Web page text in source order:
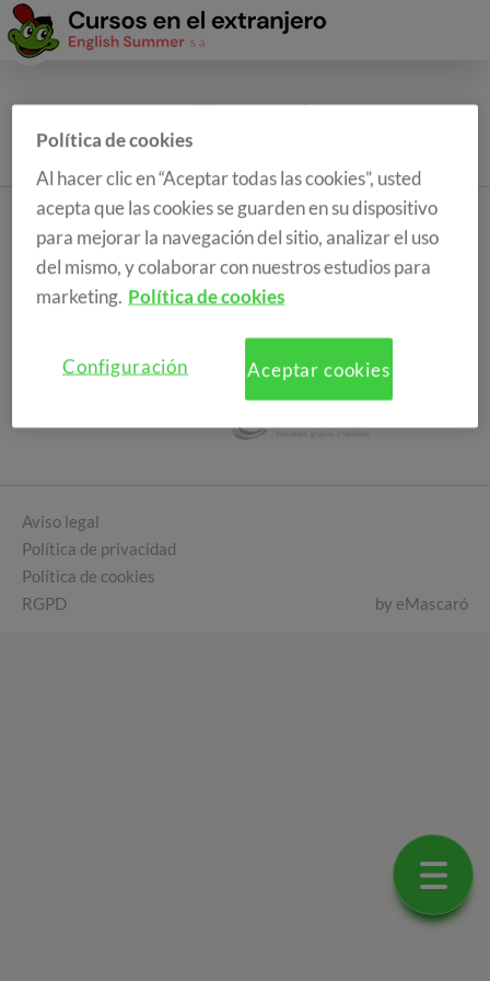
Aviso legal
Política de privacidad
Política de cookies
RGPD
by eMascaró
Política de cookies
Al hacer clic en “Aceptar todas las cookies”, usted
acepta que las cookies se guarden en su dispositivo
para mejorar la navegación del sitio, analizar el uso
del mismo, y colaborar con nuestros estudios para
marketing. Política de cookies
Aceptar cookies
Configuración